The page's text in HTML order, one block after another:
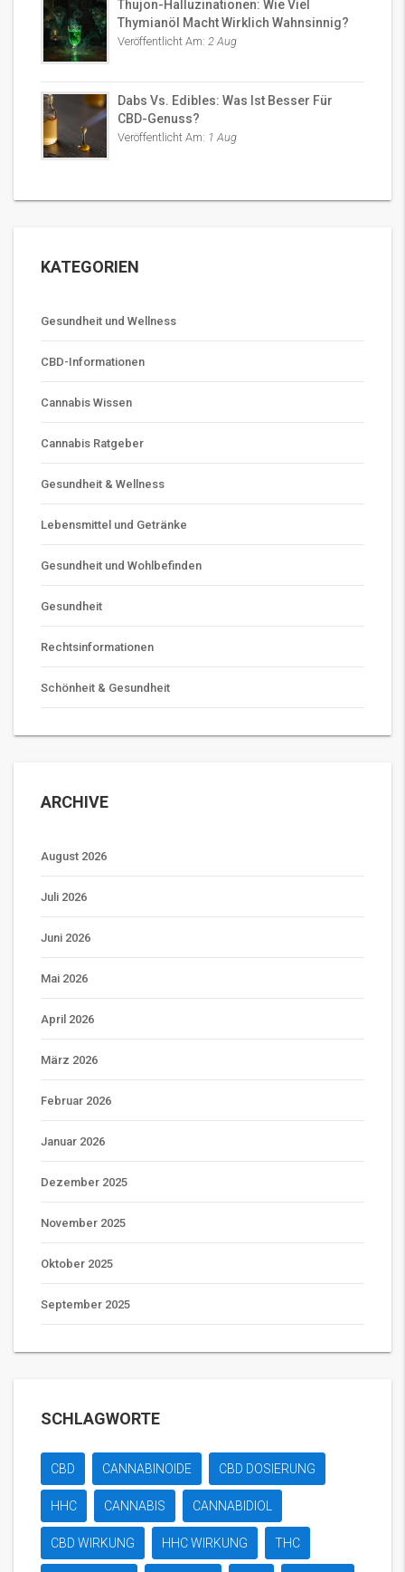
Thujon-Halluzinationen: Wie Viel
Thymianöl Macht Wirklich Wahnsinnig?
Veröffentlicht Am: 2 Aug
Dabs Vs. Edibles: Was Ist Besser Für
CBD-Genuss?
Veröffentlicht Am: 1 Aug
KATEGORIEN
Gesundheit und Wellness
CBD-Informationen
Cannabis Wissen
Cannabis Ratgeber
Gesundheit & Wellness
Lebensmittel und Getränke
Gesundheit und Wohlbefinden
Gesundheit
Rechtsinformationen
Schönheit & Gesundheit
ARCHIVE
August 2026
Juli 2026
Juni 2026
Mai 2026
April 2026
März 2026
Februar 2026
Januar 2026
Dezember 2025
November 2025
Oktober 2025
September 2025
SCHLAGWORTE
CBD CANNABINOIDE CBD DOSIERUNG
HHC CANNABIS CANNABIDIOL
CBD WIRKUNG HHC WIRKUNG THC